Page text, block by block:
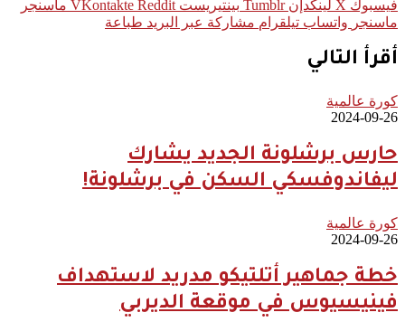
فيسبوك ‫X لينكدإن بينتيريست
ماسنجر
ماسنجر واتساب تيلقرام مشاركة عبر البريد طباعة
أقرأ التالي
كورة عالمية
2024-09-26
حارس برشلونة الجديد يشارك
ليفاندوفسكي السكن في برشلونة!
كورة عالمية
2024-09-26
خطة جماهير أتلتيكو مدريد لاستهداف
فينيسيوس في موقعة الديربي